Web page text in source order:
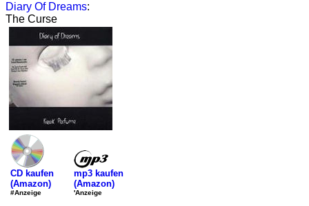
Diary Of Dreams:
The Curse
CD kaufen
(Amazon)
#Anzeige
mp3 kaufen
(Amazon)
'Anzeige